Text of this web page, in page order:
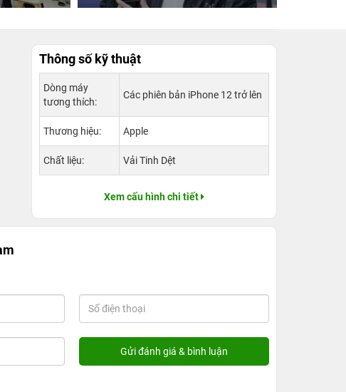
Thông số kỹ thuật
Dòng máy
tương thích:
Các phiên bản iPhone 12 trở lên
Thương hiệu: Apple
Chất liệu: Vải Tinh Dệt
Xem cấu hình chi tiết